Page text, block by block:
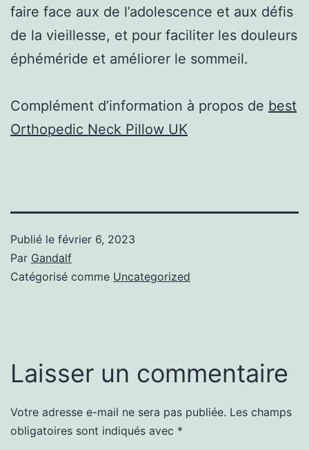
faire face aux de l’adolescence et aux défis
de la vieillesse, et pour faciliter les douleurs
éphéméride et améliorer le sommeil.
Complément d’information à propos de best
Orthopedic Neck Pillow UK
Publié le février 6, 2023
Par Gandalf
Catégorisé comme Uncategorized
Laisser un commentaire
Votre adresse e-mail ne sera pas publiée. Les champs
obligatoires sont indiqués avec *